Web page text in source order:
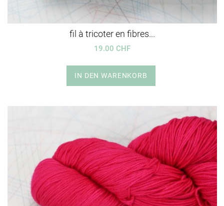
fil à tricoter en fibres...
19.00 CHF
IN DEN WARENKORB